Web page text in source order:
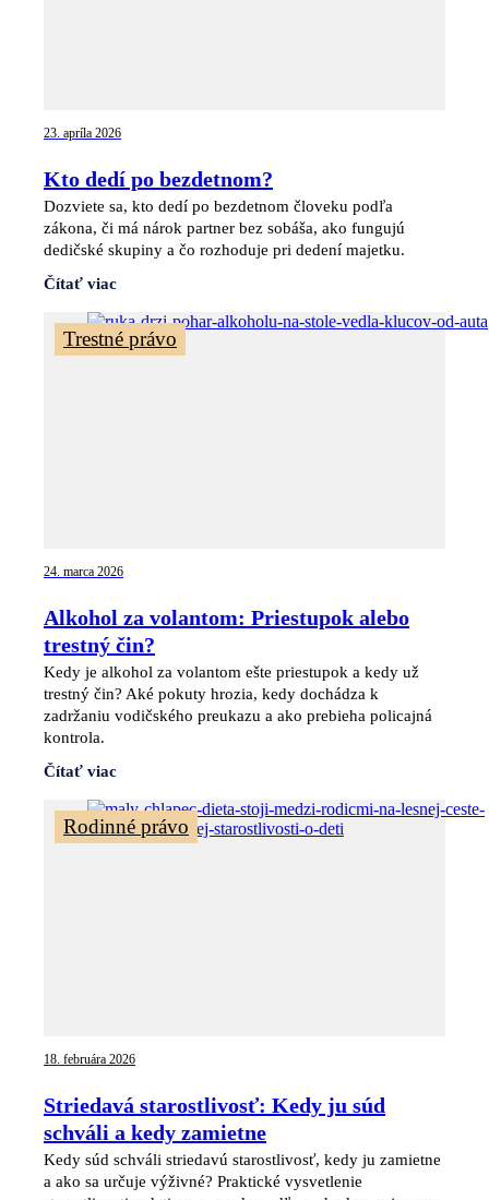
23. apríla 2026
Kto dedí po bezdetnom?
Dozviete sa, kto dedí po bezdetnom človeku podľa
zákona, či má nárok partner bez sobáša, ako fungujú
dedičské skupiny a čo rozhoduje pri dedení majetku.
Čítať viac
Trestné právo
24. marca 2026
Alkohol za volantom: Priestupok alebo
trestný čin?
Kedy je alkohol za volantom ešte priestupok a kedy už
trestný čin? Aké pokuty hrozia, kedy dochádza k
zadržaniu vodičského preukazu a ako prebieha policajná
kontrola.
Čítať viac
Rodinné právo
18. februára 2026
Striedavá starostlivosť: Kedy ju súd
schváli a kedy zamietne
Kedy súd schváli striedavú starostlivosť, kedy ju zamietne
a ako sa určuje výživné? Praktické vysvetlenie